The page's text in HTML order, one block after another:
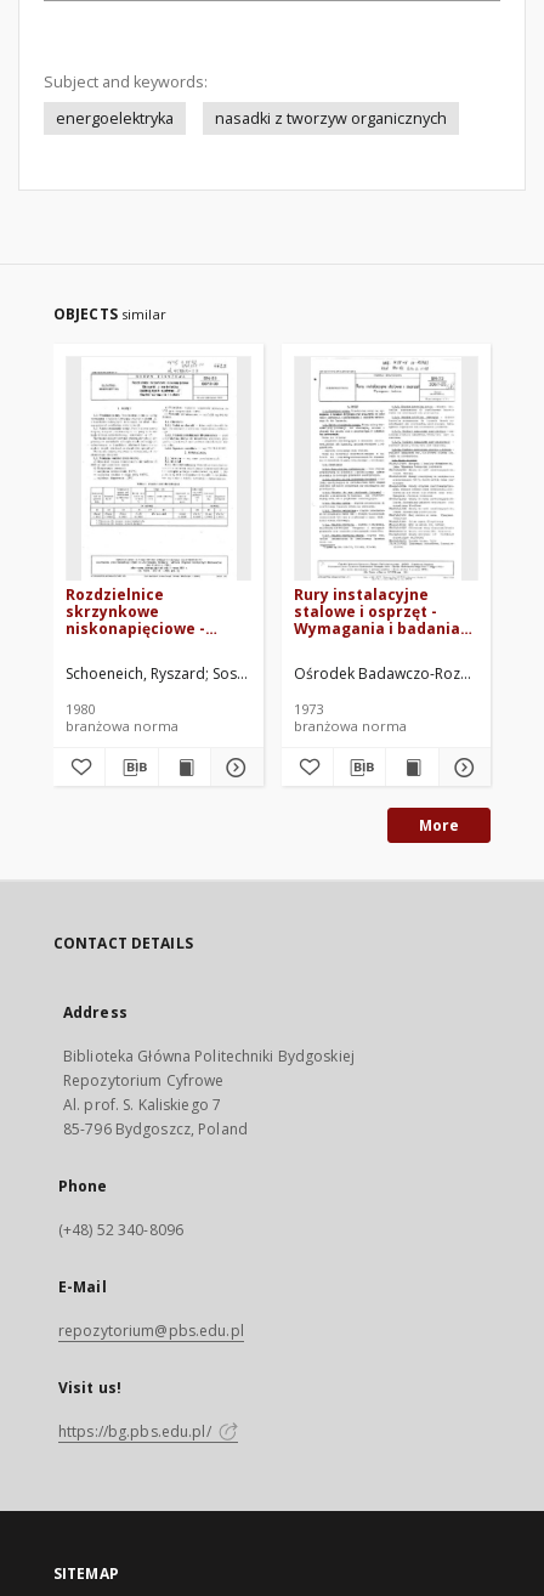
Subject and keywords:
energoelektryka
nasadki z tworzyw organicznych
OBJECTS similar
Rozdzielnice
skrzynkowe
niskonapięciowe -
izolacyjnych systemu
"Z" - Ogólne
BN-80/8870-08
Schoeneich, Ryszard Sosnowski, Tadeusz Szczepańska, Lucyna
1980
branżowa norma
Rury instalacyjne
stalowe i osprzęt -
Wymagania i badania
Ośrodek Badawczo-Rozwojowy
1973
branżowa norma
More
CONTACT DETAILS
Address
Biblioteka Główna Politechniki Bydgoskiej
Repozytorium Cyfrowe
Al. prof. S. Kaliskiego 7
85-796 Bydgoszcz, Poland
Phone
(+48) 52 340-8096
E-Mail
repozytorium@pbs.edu.pl
Visit us!
https://bg.pbs.edu.pl/
SITEMAP